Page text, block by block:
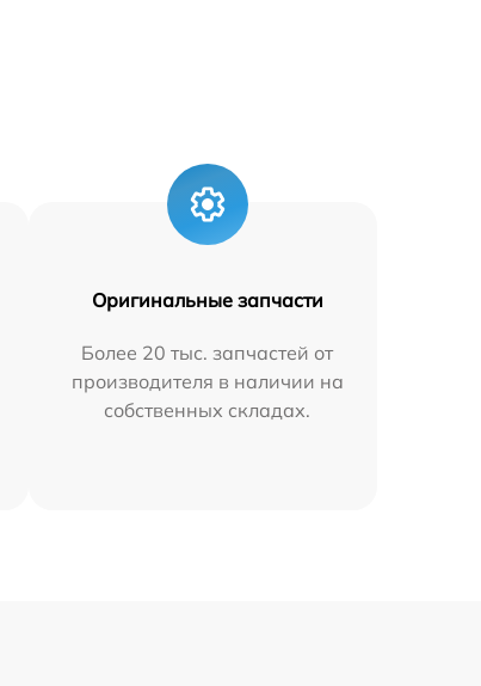
Оригинальные запчасти
Более 20 тыс. запчастей от
производителя в наличии на
собственных складах.